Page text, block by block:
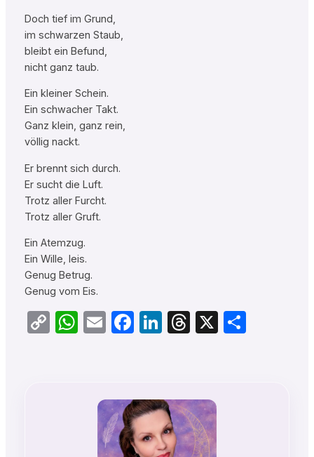
Doch tief im Grund,
im schwarzen Staub,
bleibt ein Befund,
nicht ganz taub.
Ein kleiner Schein.
Ein schwacher Takt.
Ganz klein, ganz rein,
völlig nackt.
Er brennt sich durch.
Er sucht die Luft.
Trotz aller Furcht.
Trotz aller Gruft.
Ein Atemzug.
Ein Wille, leis.
Genug Betrug.
Genug vom Eis.
CopyWhatsApp
EmailFacebook
LinkedIn
Threads
X Teilen